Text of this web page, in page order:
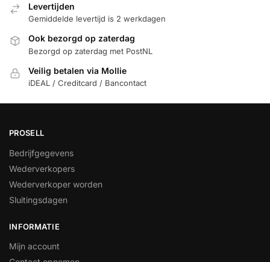
Levertijden
Gemiddelde levertijd is 2 werkdagen
Ook bezorgd op zaterdag
Bezorgd op zaterdag met PostNL
Veilig betalen via Mollie
iDEAL / Creditcard / Bancontact
PROSELL
Bedrijfgegevens
Wederverkopers
Wederverkoper worden
Sluitingsdagen
INFORMATIE
Mijn account